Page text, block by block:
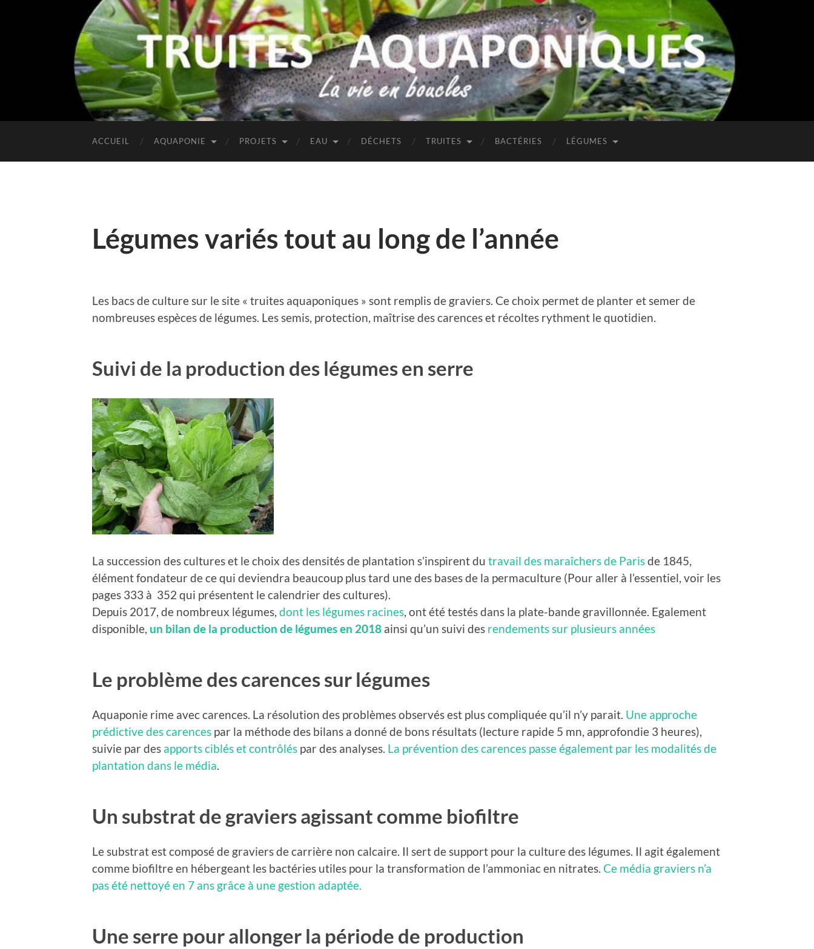
ACCUEIL AQUAPONIE PROJETS EAU DÉCHETS TRUITES BACTÉRIES LÉGUMES
Légumes variés tout au long de l’année
Les bacs de culture sur le site « truites aquaponiques » sont remplis de graviers. Ce choix permet de planter et semer de
nombreuses espèces de légumes. Les semis, protection, maîtrise des carences et récoltes rythment le quotidien.
Suivi de la production des légumes en serre
La succession des cultures et le choix des densités de plantation s’inspirent du travail des maraîchers de Parisde 1845,
élément fondateur de ce qui deviendra beaucoup plus tard une des bases de la permaculture (Pour aller à l’essentiel, voir les
pages 333 à 352 qui présentent le calendrier des cultures).
Depuis 2017, de nombreux légumes, dont les légumes racines, ont été testés dans la plate-bande gravillonnée. Egalement
disponible, un bilan de la production de légumes en 2018 ainsi qu’un suivi des rendements sur plusieurs années
Le problème des carences sur légumes
Aquaponie rime avec carences. La résolution des problèmes observés est plus compliquée qu’il n’y parait. Une approche
prédictive des carences par la méthode des bilans a donné de bons résultats (lecture rapide 5 mn, approfondie 3 heures),
suivie par des apports ciblés et contrôlés par des analyses. La prévention des carences passe également par les modalités de
plantation dans le média.
Un substrat de graviers agissant comme biofiltre
Le substrat est composé de graviers de carrière non calcaire. Il sert de support pour la culture des légumes. Il agit également
comme biofiltre en hébergeant les bactéries utiles pour la transformation de l’ammoniac en nitrates. Ce média graviers n’a
pas été nettoyé en 7 ans grâce à une gestion adaptée.
Une serre pour allonger la période de production